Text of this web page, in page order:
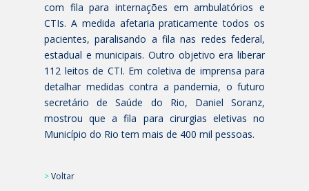
com fila para internações em ambulatórios e
CTIs. A medida afetaria praticamente todos os
pacientes, paralisando a fila nas redes federal,
estadual e municipais. Outro objetivo era liberar
112 leitos de CTI. Em coletiva de imprensa para
detalhar medidas contra a pandemia, o futuro
secretário de Saúde do Rio, Daniel Soranz,
mostrou que a fila para cirurgias eletivas no
Município do Rio tem mais de 400 mil pessoas.
>Voltar